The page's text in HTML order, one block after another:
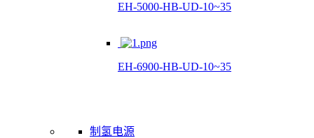
EH-5000-HB-UD-10~35
EH-6900-HB-UD-10~35
制氢电源